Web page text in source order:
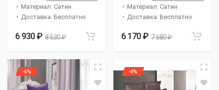
Материал: Сатин
Доставка: Бесплатно
6 930 ₽ 8 630 ₽
Материал: Сатин
Доставка: Бесплатно
6 170 ₽ 7 680 ₽
-6% -4%